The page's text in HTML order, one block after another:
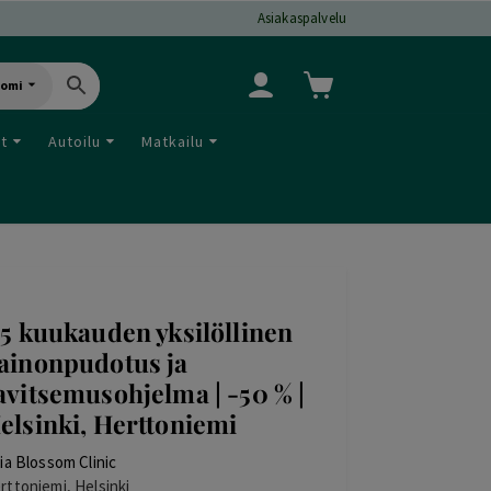
Asiakaspalvelu
Autoilu Matkailu
kuukauden yksilöllinen
ja
| -50 % |
Herttoniemi
Blossom Clinic
Helsinki